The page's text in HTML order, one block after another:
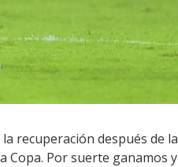
recuperación después de la
Copa. Por suerte ganamos y